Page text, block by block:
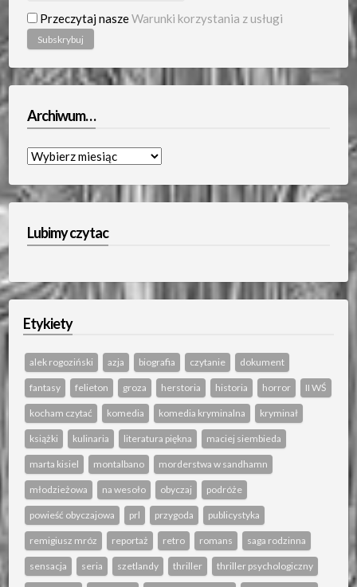
Przeczytaj naszeWarunki korzystania z usługi
Archiwum…
Archiwum…
Lubimy czytac
Etykiety
alek rogoziński azja biografia czytanie dokument
fantasy felieton groza herstoria historia horror II WŚ
kocham czytać komedia komedia kryminalna kryminał
książki kulinaria literatura piękna maciej siembieda
marta kisiel montalbano morderstwa w sandhamn
młodzieżowa na wesoło obyczaj podróże
powieść obyczajowa prl przygoda publicystyka
remigiusz mróz reportaż retro romans saga rodzinna
sensacja seria szetlandy thriller thriller psychologiczny